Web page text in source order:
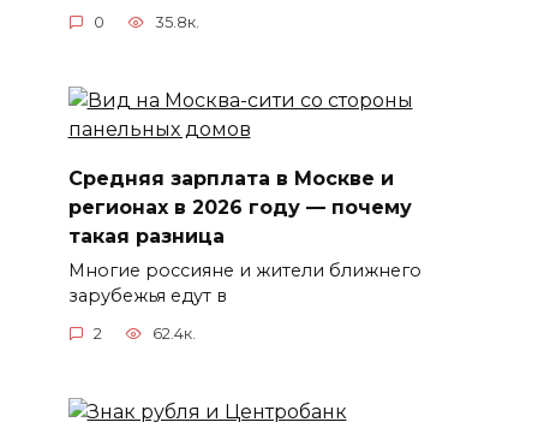
0 35.8к.
Средняя зарплата в Москве и
регионах в 2026 году — почему
такая разница
Многие россияне и жители ближнего
зарубежья едут в
2 62.4к.